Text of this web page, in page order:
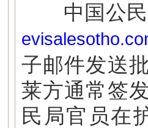
中国公民
子邮件发送
莱方通常签
民局官员在